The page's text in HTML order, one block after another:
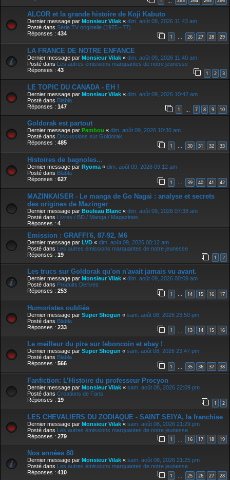
ALCOR et la grande histoire de Koji Kabuto
Dernier message par Monsieur Vilak « dim. août 09, 2026 11:43 am
Posté dans Série TV originelle (1975 - 77)
Réponses : 434 1 … 26 27 28 29
LA FRANCE DE NOTRE ENFANCE
Dernier message par Monsieur Vilak « dim. août 09, 2026 11:40 am
Posté dans Les autres émissions marquantes de notre jeunesse
Réponses : 43 1 2 3
LE TOPIC DU CANADA - EH !
Dernier message par Monsieur Vilak « dim. août 09, 2026 10:42 am
Posté dans Blabla
Réponses : 147 1 7 8 9 10
Goldorak est partout
Dernier message par Pambou « dim. août 09, 2026 10:30 am
Posté dans Discussions sur Goldorak
Réponses : 485 1 … 30 31 32 33
Histoires de bagnoles...
Dernier message par Ryoma « dim. août 09, 2026 09:12 am
Posté dans Blabla
Réponses : 627 1 39 40 41 42
MAZINKAISER - Le manga de Go Nagai : analyse et secrets
des origines de Mazinger
Dernier message par Bouleau Blanc « dim. août 09, 2026 07:38 am
Posté dans Livres / BD / Manga / Magazines
Réponses : 4
Emission : GRAFFI'6, 87-92, M6
Dernier message par LVD « dim. août 09, 2026 00:12 am
Posté dans Les autres émissions marquantes de notre jeunesse
Réponses : 19 1 2
Les trucs sur Goldorak qu'on n'avait jamais vu avant.
Dernier message par Monsieur Vilak « dim. août 09, 2026 00:09 am
Posté dans Produits Derives
Réponses : 253 1 … 14 15 16 17
Humoristes oubliés
Dernier message par Super Shogun « sam. août 08, 2026 23:50 pm
Posté dans Blabla
Réponses : 233 1 13 14 15 16
Le meilleur du pire sur leboncoin et ebay !
Dernier message par Super Shogun « sam. août 08, 2026 23:47 pm
Posté dans Blabla
Réponses : 566 1 35 36 37 38
Fanfiction: L’Histoire du professeur Procyon
Dernier message par Monsieur Vilak « sam. août 08, 2026 22:09 pm
Posté dans Creations de Fans
Réponses : 19 1 2
LES CHEVALIERS DU ZODIAQUE - SAINT SEIYA, la franchise
Dernier message par Monsieur Vilak « sam. août 08, 2026 21:29 pm
Posté dans Les autres émissions marquantes de notre jeunesse
Réponses : 279 1 16 17 18 19
Nos années 80
Dernier message par Monsieur Vilak « sam. août 08, 2026 21:25 pm
Posté dans
Les autres émissions marquantes de notre jeunesse
Réponses : 410 1 … 25 26 27 28